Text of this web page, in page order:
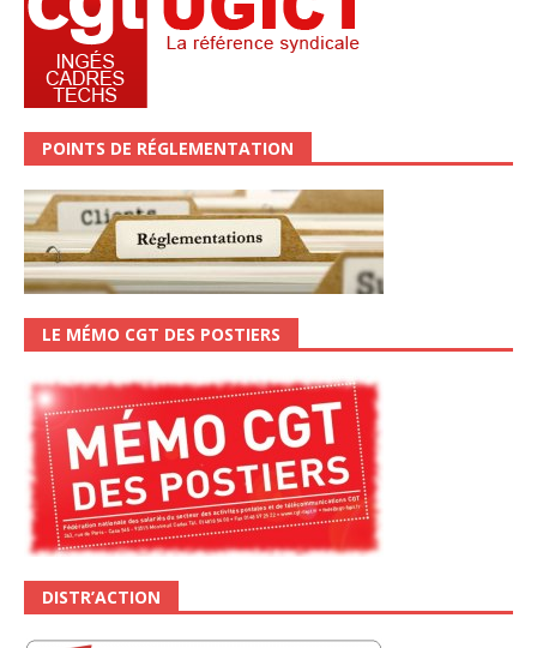
POINTS DE RÉGLEMENTATION
LE MÉMO CGT DES POSTIERS
DISTR’ACTION